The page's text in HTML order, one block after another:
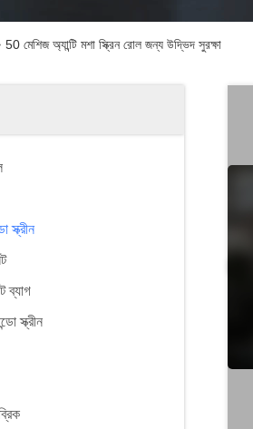
50 মেশিজ অ্যান্টি মশা স্ক্রিন রোল জন্য উদ্ভিদ সুরক্ষা
স্ক্রীন
ব্যাগ
স্ক্রীন